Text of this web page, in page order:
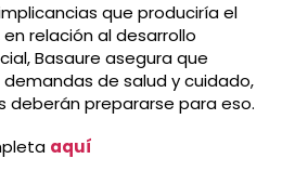
que produciría el
relación al desarrollo
Basaure asegura que
de salud y cuidado,
deberán prepararse para eso.
aquí